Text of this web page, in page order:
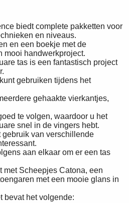
biedt complete pakketten voor
en niveaus.
en een boekje met de
mooi handwerkproject.
tas is een fantastisch project
gebruiken tijdens het
gehaakte vierkantjes,
te volgen, waardoor u het
snel in de vingers hebt.
gebruik van verschillende
aan elkaar om er een tas
met Scheepjes Catona, een
met een mooie glans in
bevat het volgende: